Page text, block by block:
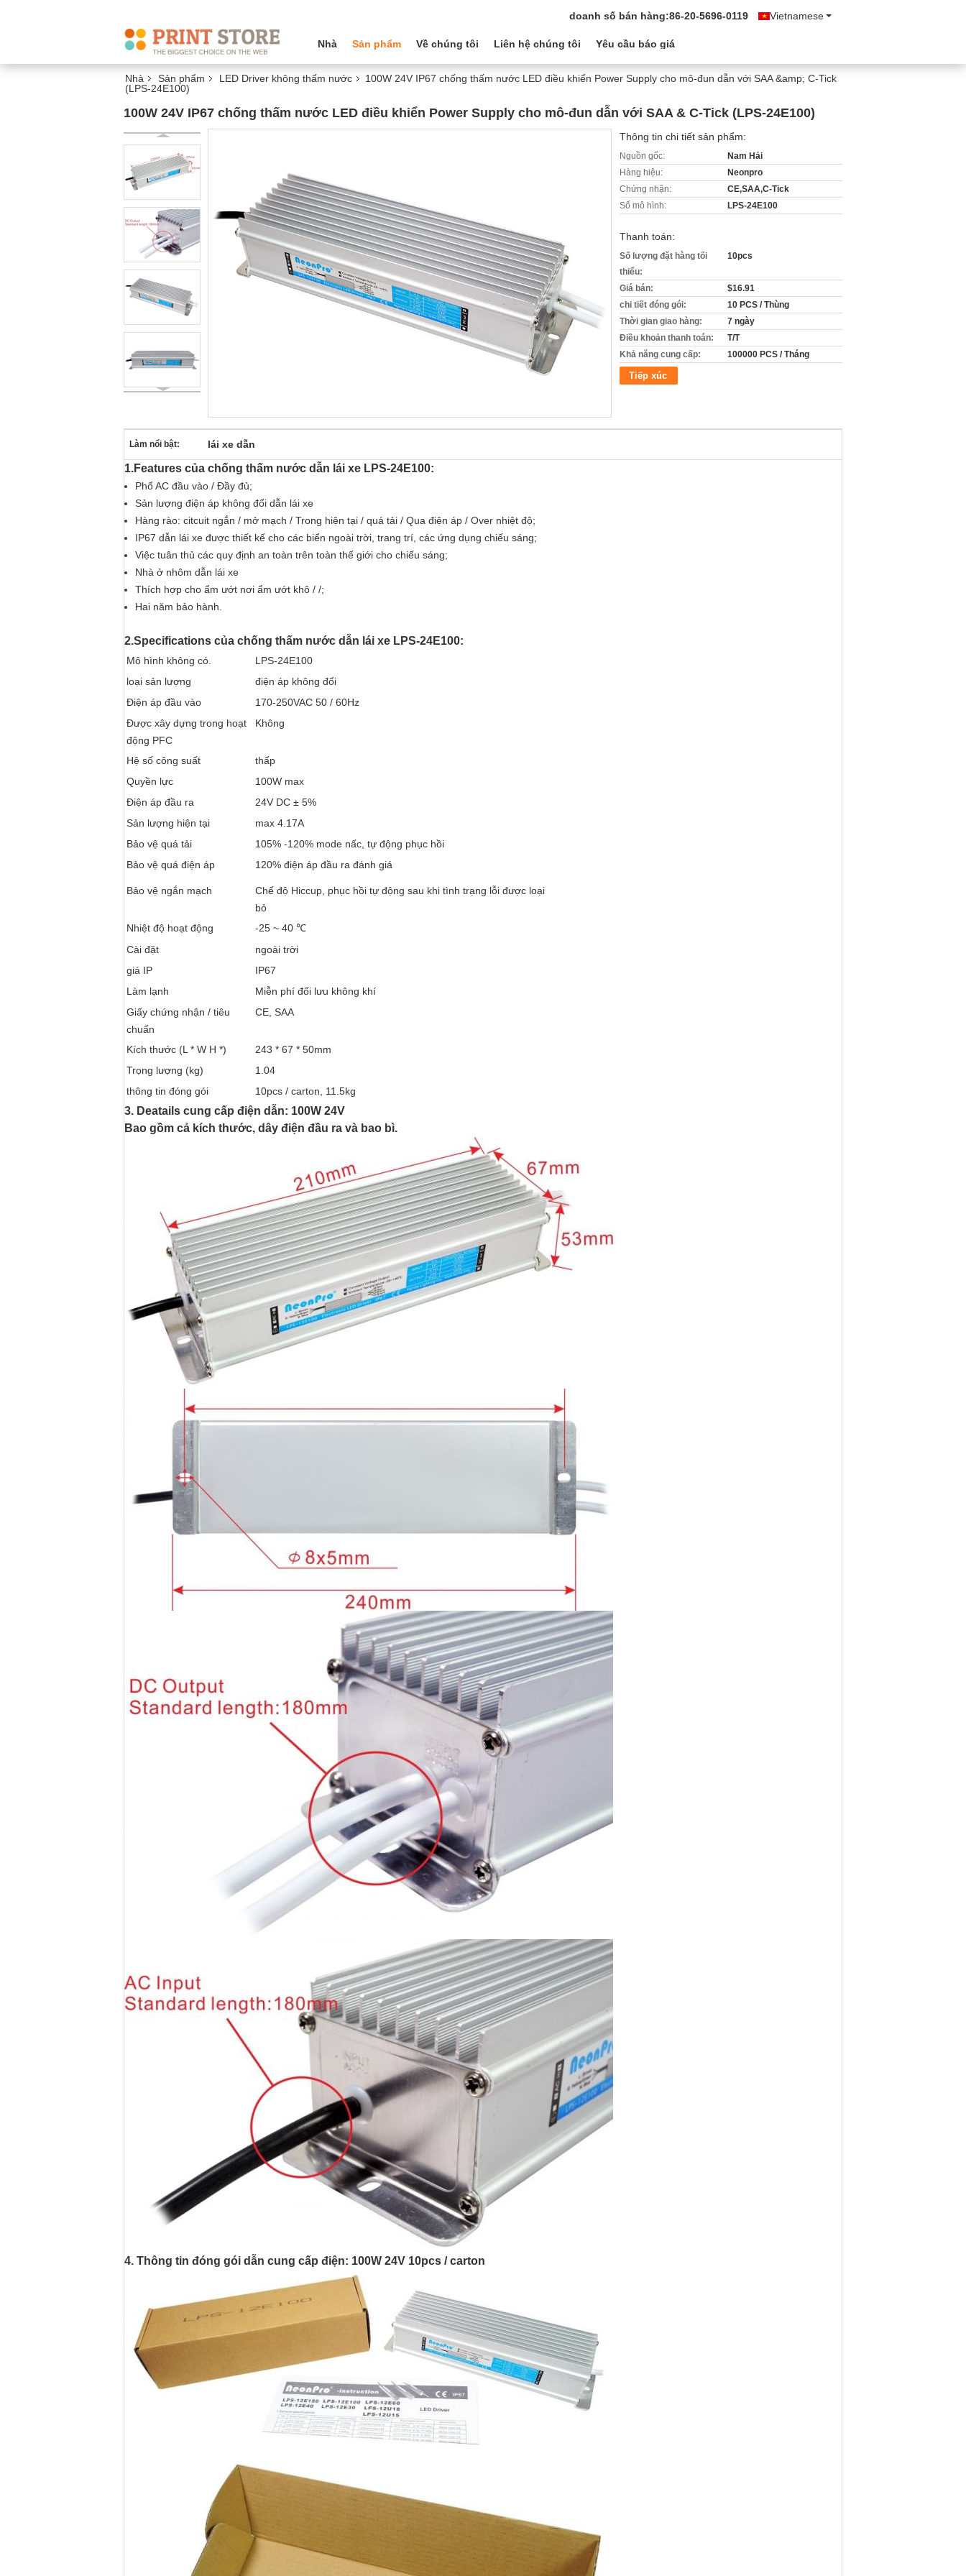
Vietnamese
doanh số bán hàng:86-20-5696-0119
Nhà Sản phẩm Về chúng tôi Liên hệ chúng tôi Yêu cầu báo giá
Nhà Sản phẩm LED Driver không thấm nước
100W 24V IP67 chống thấm nước LED điều khiển Power Supply cho mô-đun dẫn với SAA &amp; C-Tick
(LPS-24E100)
100W 24V IP67 chống thấm nước LED điều khiển Power Supply cho mô-đun dẫn với SAA & C-Tick (LPS-24E100)
Thông tin chi tiết sản phẩm:
Nguồn gốc:
Nam Hải
Hàng hiệu:
Neonpro
Chứng nhận:
CE,SAA,C-Tick
Số mô hình:
LPS-24E100
Thanh toán:
Số lượng đặt hàng tối
thiểu:
10pcs
Giá bán:
$16.91
chi tiết đóng gói:
10 PCS / Thùng
Thời gian giao hàng:
7 ngày
Điều khoản thanh toán:
T/T
Khả năng cung cấp:
100000 PCS / Tháng
Tiếp xúc
Làm nổi bật: lái xe dẫn
1.Features của chống thấm nước dẫn lái xe LPS-24E100:
Phổ AC đầu vào / Đầy đủ;
Sản lượng điện áp không đổi dẫn lái xe
Hàng rào: citcuit ngắn / mở mạch / Trong hiện tại / quá tải / Qua điện áp / Over nhiệt độ;
IP67 dẫn lái xe được thiết kế cho các biển ngoài trời, trang trí, các ứng dụng chiếu sáng;
Việc tuân thủ các quy định an toàn trên toàn thế giới cho chiếu sáng;
Nhà ở nhôm dẫn lái xe
Thích hợp cho ẩm ướt nơi ẩm ướt khô / /;
Hai năm bảo hành.
2.Specifications của chống thấm nước dẫn lái xe LPS-24E100:
Mô hình không có.
LPS-24E100
loại sản lượng
điện áp không đổi
Điện áp đầu vào
170-250VAC 50 / 60Hz
Được xây dựng trong hoạt
động PFC
Không
Hệ số công suất
thấp
Quyền lực
100W max
Điện áp đầu ra
24V DC ± 5%
Sản lượng hiện tại
max 4.17A
Bảo vệ quá tải
105% -120% mode nấc, tự động phục hồi
Bảo vệ quá điện áp
120% điện áp đầu ra đánh giá
Bảo vệ ngắn mạch
Chế độ Hiccup, phục hồi tự động sau khi tình trạng lỗi được loại
bỏ
Nhiệt độ hoạt động
-25 ~ 40 ℃
Cài đặt
ngoài trời
giá IP
IP67
Làm lạnh
Miễn phí đối lưu không khí
Giấy chứng nhận / tiêu
chuẩn
CE, SAA
Kích thước (L * W H *)
243 * 67 * 50mm
Trọng lượng (kg)
1.04
thông tin đóng gói
10pcs / carton, 11.5kg
3. Deatails cung cấp điện dẫn: 100W 24V
Bao gồm cả kích thước, dây điện đầu ra và bao bì.
4. Thông tin đóng gói dẫn cung cấp điện: 100W 24V 10pcs / carton